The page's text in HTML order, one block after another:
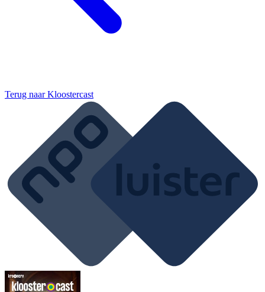
Terug naarKloostercast